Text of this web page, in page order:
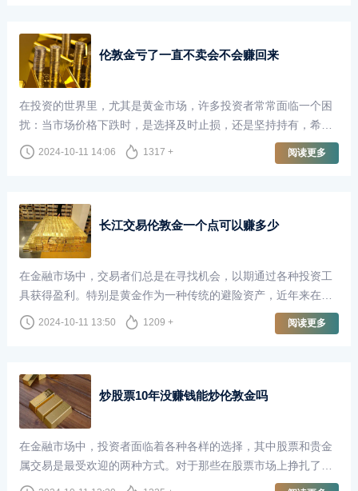
伦敦金亏了一直不卖会不会赚回来
在投资的世界里，尤其是黄金市场，许多投资者常常面临一个困
扰：当市场价格下跌时，是选择及时止损，还是坚持持有，希望
未来能够“回本”？尤其是在伦敦金市场，这个问题更是引发了广
泛的讨论。
2024-10-11 14:06 1317 + 阅读更多
长江交易伦敦金一个点可以赚多少
在金融市场中，交易者们总是在寻找机会，以期通过各种投资工
具获得盈利。特别是黄金作为一种传统的避险资产，近年来在全
球经济不确定性加剧的背景下，受到了越来越多投资者的青睐。
长江交易作为国内知名的贵金属交易平台，提供了丰富的交易机
易伦敦金一个点究竟可以赚多少呢？
2024-10-11 13:50 1209 + 阅读更多
炒股票10年没赚钱能炒伦敦金吗
在金融市场中，投资者面临着各种各样的选择，其中股票和贵金
属交易是最受欢迎的两种方式。对于那些在股票市场上挣扎了十
年却未能盈利的投资者来说，转向伦敦金（即黄金现货市场）是